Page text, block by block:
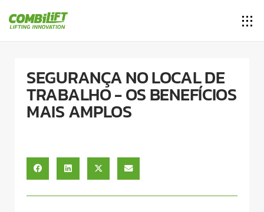
SEGURANÇA NO LOCAL DE
TRABALHO - OS BENEFÍCIOS
MAIS AMPLOS